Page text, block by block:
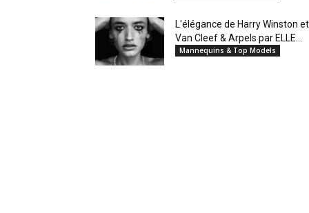
L'élégance de Harry Winston et
Van Cleef & Arpels par ELLE...
Mannequins & Top Models